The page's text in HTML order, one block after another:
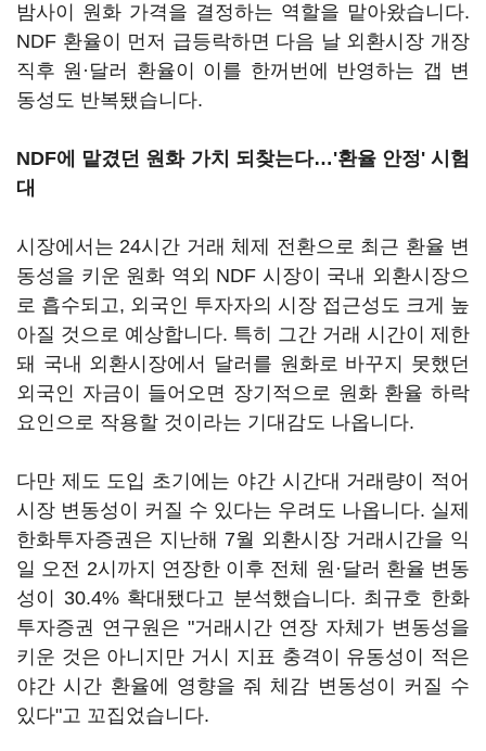
밤사이 원화 가격을 결정하는 역할을 맡아왔습니다.
NDF 환율이 먼저 급등락하면 다음 날 외환시장 개장
직후 원·달러 환율이 이를 한꺼번에 반영하는 갭 변
동성도 반복됐습니다.
NDF에 맡겼던 원화 가치 되찾는다…'환율 안정' 시험
대
시장에서는 24시간 거래 체제 전환으로 최근 환율 변
동성을 키운 원화 역외 NDF 시장이 국내 외환시장으
로 흡수되고, 외국인 투자자의 시장 접근성도 크게 높
아질 것으로 예상합니다. 특히 그간 거래 시간이 제한
돼 국내 외환시장에서 달러를 원화로 바꾸지 못했던
외국인 자금이 들어오면 장기적으로 원화 환율 하락
요인으로 작용할 것이라는 기대감도 나옵니다.
다만 제도 도입 초기에는 야간 시간대 거래량이 적어
시장 변동성이 커질 수 있다는 우려도 나옵니다. 실제
한화투자증권은 지난해 7월 외환시장 거래시간을 익
일 오전 2시까지 연장한 이후 전체 원·달러 환율 변동
성이 30.4% 확대됐다고 분석했습니다. 최규호 한화
투자증권 연구원은 "거래시간 연장 자체가 변동성을
키운 것은 아니지만 거시 지표 충격이 유동성이 적은
야간 시간 환율에 영향을 줘 체감 변동성이 커질 수
있다"고 꼬집었습니다.